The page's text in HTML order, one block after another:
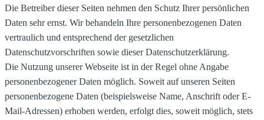
Die Betreiber dieser Seiten nehmen den Schutz Ihrer persönlichen
Daten sehr ernst. Wir behandeln Ihre personenbezogenen Daten
vertraulich und entsprechend der gesetzlichen
Datenschutzvorschriften sowie dieser Datenschutzerklärung.
Die Nutzung unserer Webseite ist in der Regel ohne Angabe
personenbezogener Daten möglich. Soweit auf unseren Seiten
personenbezogene Daten (beispielsweise Name, Anschrift oder E-
Mail-Adressen) erhoben werden, erfolgt dies, soweit möglich, stets